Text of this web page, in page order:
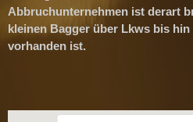
Abbruchunternehmen ist derart
kleinen Bagger über Lkws bis
vorhanden ist.